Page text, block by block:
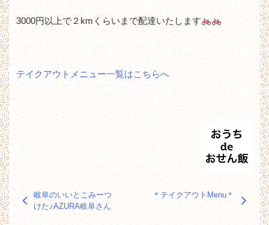
3000円以上で２kmくらいまで配達いたします
テイクアウトメニュー一覧はこちらへ
投
稿
ナ
岐阜のいいとこみーつ
けた♪AZURA岐阜さん
＊テイクアウトMenu＊